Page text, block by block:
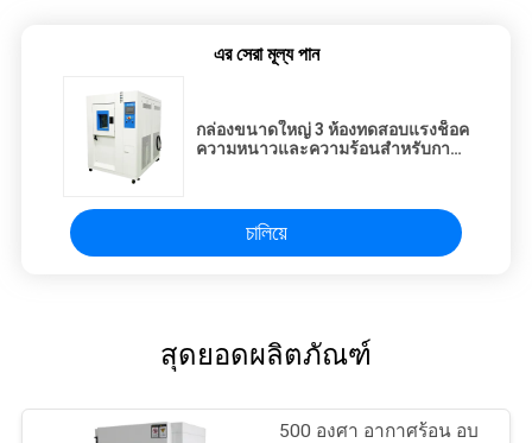
এর সেরা মূল্য পান
กล่องขนาดใหญ่ 3 ห้องทดสอบแรงช็อค
ความหนาวและความร้อนสําหรับการ
চালিয়ে
สุดยอดผลิตภัณฑ์
500 องศา อากาศร้อน อบ